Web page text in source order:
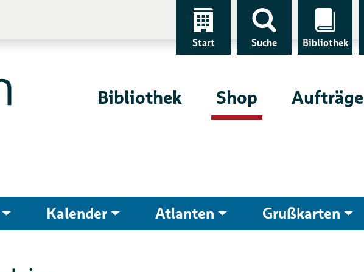
Start Suche Bibliothek
Bibliothek Shop Aufträge
Kalender Atlanten Grußkarten